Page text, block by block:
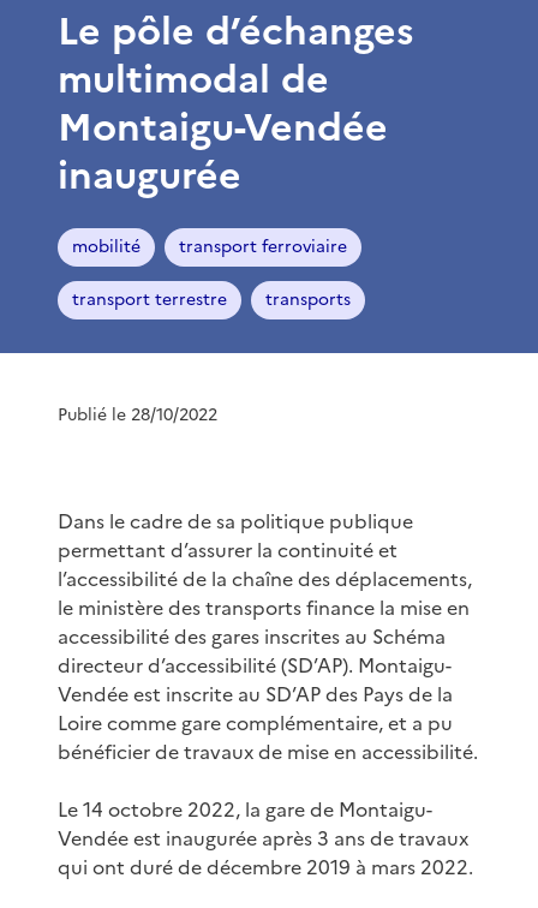
Le pôle d’échanges
multimodal de
Montaigu-Vendée
inaugurée
mobilité transport ferroviaire
transport terrestre transports
Publié le 28/10/2022
Dans le cadre de sa politique publique
permettant d’assurer la continuité et
l’accessibilité de la chaîne des déplacements,
le ministère des transports finance la mise en
accessibilité des gares inscrites au Schéma
directeur d’accessibilité (SD’AP). Montaigu-
Vendée est inscrite au SD’AP des Pays de la
Loire comme gare complémentaire, et a pu
bénéficier de travaux de mise en accessibilité.
Le 14 octobre 2022, la gare de Montaigu-
Vendée est inaugurée après 3 ans de travaux
qui ont duré de décembre 2019 à mars 2022.